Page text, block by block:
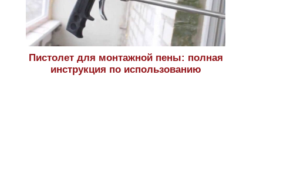
Пистолет для монтажной пены: полная
инструкция по использованию